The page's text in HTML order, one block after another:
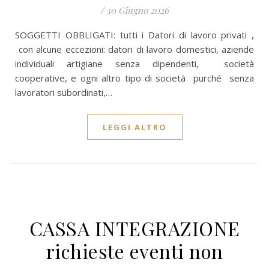
/ 30 Giugno 2026
SOGGETTI OBBLIGATI: tutti i Datori di lavoro privati ,
con alcune eccezioni: datori di lavoro domestici, aziende
individuali artigiane senza dipendenti, società
cooperative, e ogni altro tipo di società purché senza
lavoratori subordinati,…
LEGGI ALTRO
CASSA INTEGRAZIONE
richieste eventi non